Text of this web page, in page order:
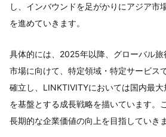
し、インバウンドを足がかりにアジア市
を進めていきます。
具体的には、2025年以降、グローバル
市場に向けて、特定領域・特定サービス
確立し、LINKTIVITYにおいては国内最
を基盤とする成長戦略を描いています。
長期的な企業価値の向上を目指していきま